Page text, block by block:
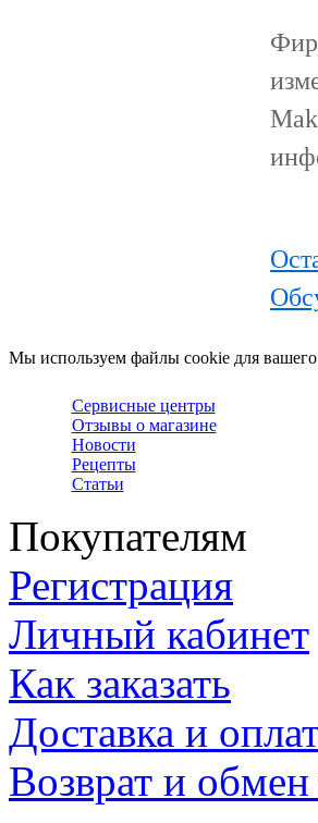
Мы используем файлы cookie для
Сервисные центры
Отзывы о магазине
Новости
Рецепты
Статьи
Покупателям
Регистрация
Личный кабинет
Как заказать
Доставка и
Возврат и обмен